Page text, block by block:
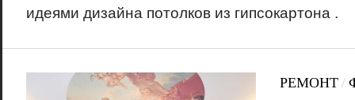
идеями дизайна потолков из гипсокартона .
РЕМОНТ/